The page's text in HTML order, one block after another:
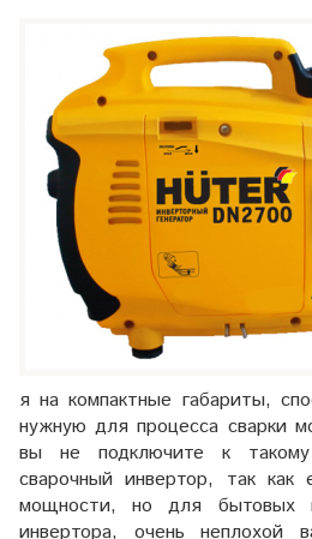
я на компактные габариты,
нужную для процесса сварки
вы не подключите к
сварочный инвертор, так как
мощности, но для бытовых
инвертора, очень неплохой